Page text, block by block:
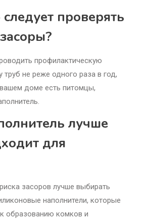
следует проверять
профилактическую
труб не реже одного раза в год,
доме есть питомцы,
лучше
для
засоров лучше выбирать
наполнители, которые
образованию комков и